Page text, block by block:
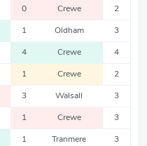
0 Crewe 2
1 Oldham 3
4 Crewe 4
1 Crewe 2
3 Walsall 3
1 Crewe 3
1 Tranmere 3